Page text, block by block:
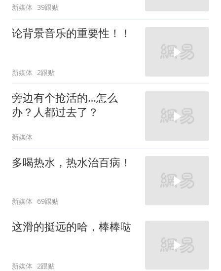
新媒体 39跟贴
论背景音乐的重要性！！
新媒体 2跟贴
旁边有个抢活的…怎么
办？人都过去了？
新媒体
多喝热水，热水治百病！
新媒体 69跟贴
这滑的挺远的哈，棒棒哒
新媒体 2跟贴